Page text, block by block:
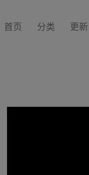
首页 分类 更新